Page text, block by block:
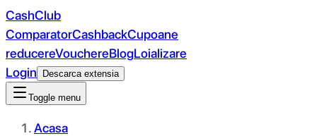
CashClub
ComparatorCashbackCupoane
reducereVouchereBlogLoializare
Login
Descarca extensia
Toggle menu
Acasa